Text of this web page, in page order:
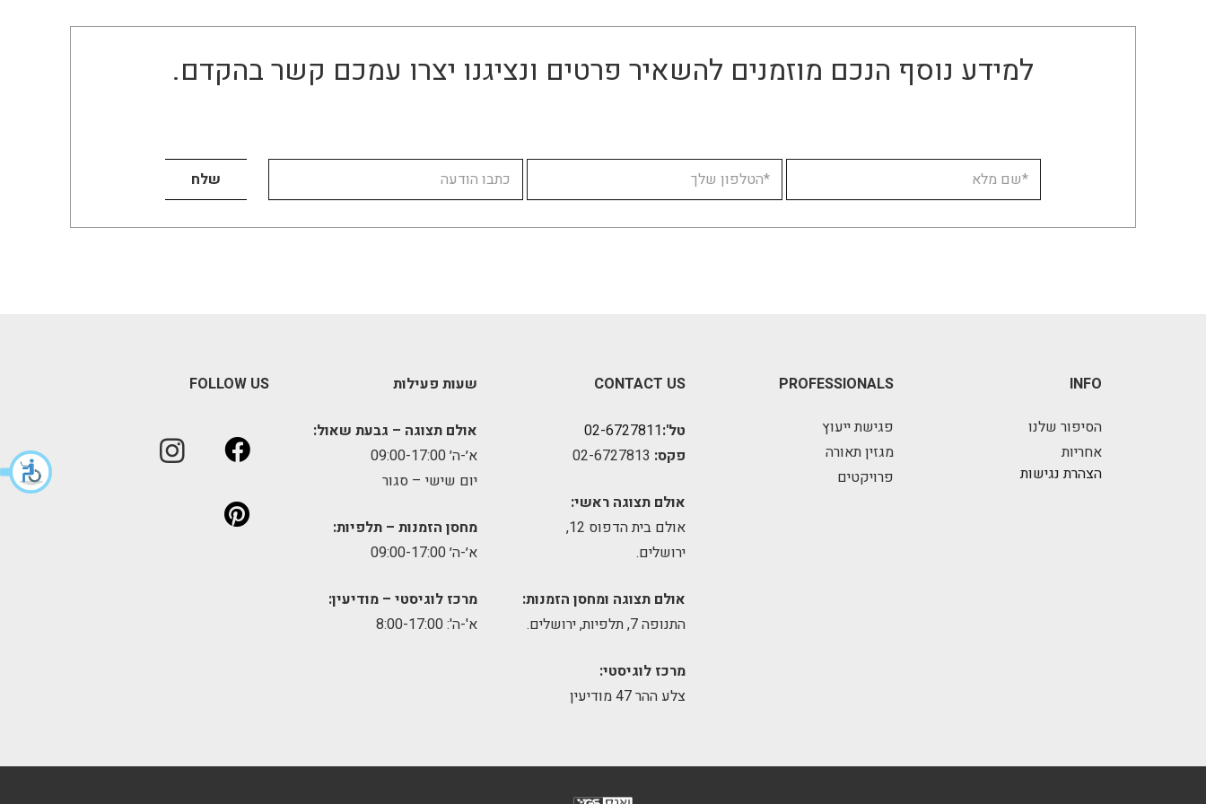
למידע נוסף הנכם מוזמנים להשאיר פרטים ונציגנו יצרו עמכם קשר בהקדם.
INFO
הסיפור שלנו
אחריות
הצהרת נגישות
PROFESSIONALS
פגישת ייעוץ
מגזין תאורה
פרויקטים
CONTACT US
טל':02-6727811
פקס:
אולם תצוגה ראשי:
אולם בית הדפוס 12,
ירושלים.
אולם תצוגה ומחסן הזמנות:
התנופה 7, תלפיות, ירושלים.
מרכז לוגיסטי:
צלע ההר 47 מודיעין
שעות פעילות
אולם תצוגה – גבעת שאול:
א׳-ה׳ 09:00-17:00
יום שישי – סגור
מחסן הזמנות – תלפיות:
א׳-ה׳ 09:00-17:00
מרכז לוגיסטי – מודיעין:
א'-ה': 8:00-17:00
FOLLOW US